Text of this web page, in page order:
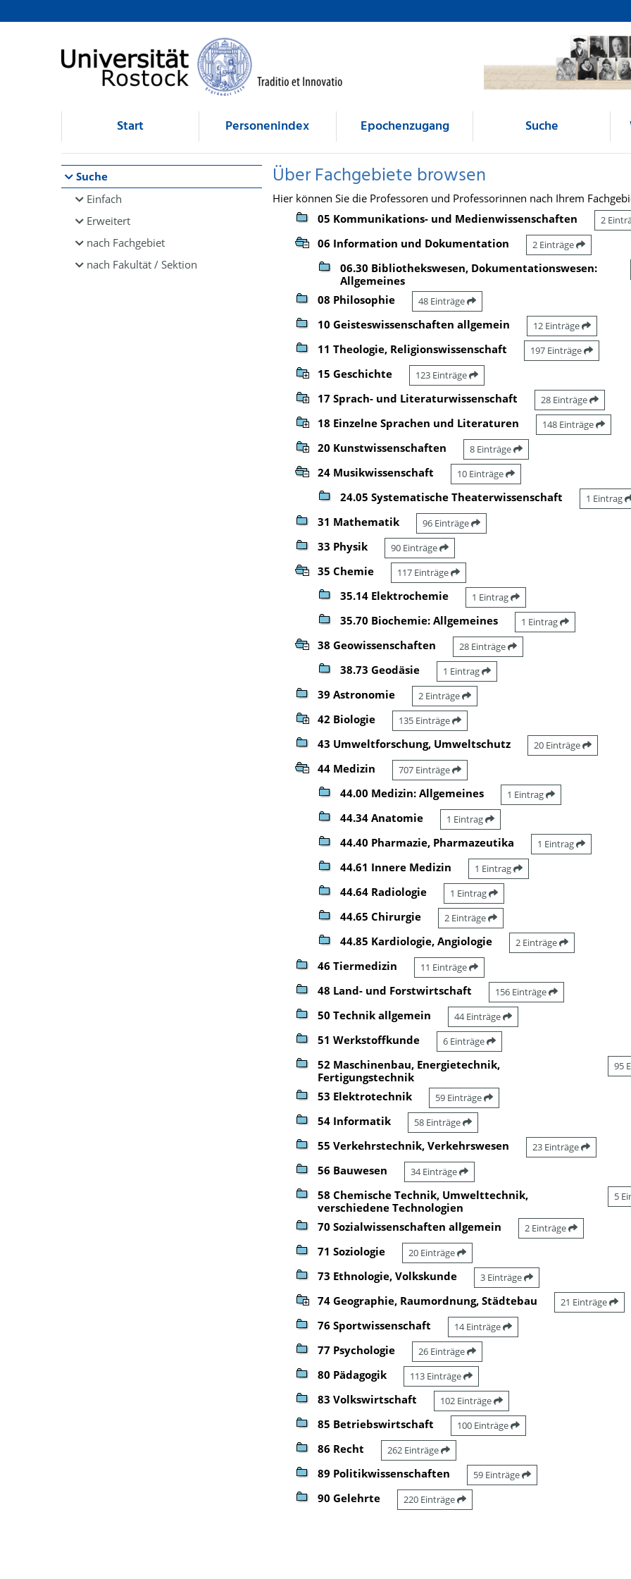
Browsen
direkt zum Inhalt
Start Personenindex Epochenzugang Suche
Suche
Einfach
Erweitert
nach Fachgebiet
nach Fakultät / Sektion
Über Fachgebiete browsen
Hier können Sie die Professoren und Professorinnen nach Ihrem
05 Kommunikations- und Medienwissenschaften
2
06 Information und Dokumentation 2 Einträge
06.30 Bibliothekswesen, Dokumentationswesen:
Allgemeines
08 Philosophie 48 Einträge
10 Geisteswissenschaften allgemein 12 Einträge
11 Theologie, Religionswissenschaft 197 Einträge
15 Geschichte 123 Einträge
17 Sprach- und Literaturwissenschaft 28 Einträge
18 Einzelne Sprachen und Literaturen 148 Einträge
20 Kunstwissenschaften 8 Einträge
24 Musikwissenschaft 10 Einträge
24.05 Systematische Theaterwissenschaft 1 Eintrag
31 Mathematik 96 Einträge
33 Physik 90 Einträge
35 Chemie 117 Einträge
35.14 Elektrochemie 1 Eintrag
35.70 Biochemie: Allgemeines 1 Eintrag
38 Geowissenschaften 28 Einträge
38.73 Geodäsie 1 Eintrag
39 Astronomie 2 Einträge
42 Biologie 135 Einträge
43 Umweltforschung, Umweltschutz 20 Einträge
44 Medizin 707 Einträge
44.00 Medizin: Allgemeines 1 Eintrag
44.34 Anatomie 1 Eintrag
44.40 Pharmazie, Pharmazeutika 1 Eintrag
44.61 Innere Medizin 1 Eintrag
44.64 Radiologie 1 Eintrag
44.65 Chirurgie 2 Einträge
44.85 Kardiologie, Angiologie 2 Einträge
46 Tiermedizin 11 Einträge
48 Land- und Forstwirtschaft 156 Einträge
50 Technik allgemein 44 Einträge
51 Werkstoffkunde 6 Einträge
52 Maschinenbau, Energietechnik,
Fertigungstechnik
95
53 Elektrotechnik 59 Einträge
54 Informatik 58 Einträge
55 Verkehrstechnik, Verkehrswesen 23 Einträge
56 Bauwesen 34 Einträge
58 Chemische Technik, Umwelttechnik,
verschiedene Technologien
5
70 Sozialwissenschaften allgemein 2 Einträge
71 Soziologie 20 Einträge
73 Ethnologie, Volkskunde 3 Einträge
74 Geographie, Raumordnung, Städtebau 21 Einträge
76 Sportwissenschaft 14 Einträge
77 Psychologie 26 Einträge
80 Pädagogik 113 Einträge
83 Volkswirtschaft 102 Einträge
85 Betriebswirtschaft 100 Einträge
86 Recht 262 Einträge
89 Politikwissenschaften 59 Einträge
90 Gelehrte 220 Einträge